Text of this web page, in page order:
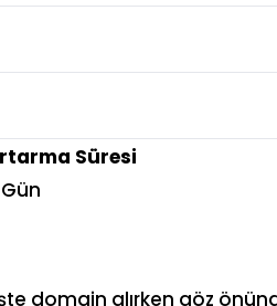
Süresi
domain alırken göz